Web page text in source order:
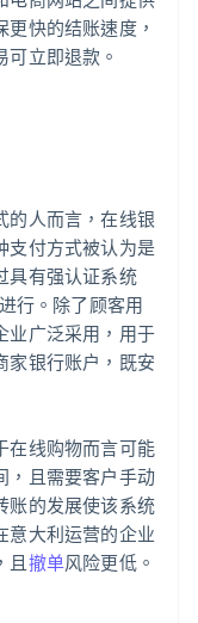
快的结账速度，
立即退款。
的人而言，在线银
支付方式被认为是
具有强认证系统
行。除了顾客用
业广泛采用，用于
家银行账户，既安
在线购物而言可能
，且需要客户手动
账的发展使该系统
意大利运营的企业
且 撤单风险更低。